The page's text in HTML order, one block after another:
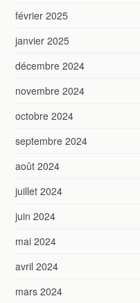
février 2025
janvier 2025
décembre 2024
novembre 2024
octobre 2024
septembre 2024
août 2024
juillet 2024
juin 2024
mai 2024
avril 2024
mars 2024